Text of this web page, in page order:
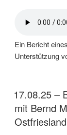
Ein Bericht
Unterstützung
17.08.25 –
mit Bernd
Ostfriesland